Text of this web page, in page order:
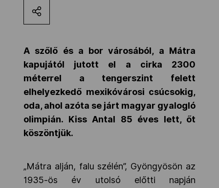
Kettőskarrier-program
NOB
Társszervezetek
OVEP
Adatbank
A szőlő és a bor városából, a Mátra
kapujától jutott el a cirka 2300
méterrel a tengerszint felett
elhelyezkedő mexikóvárosi csúcsokig,
oda, ahol azóta se járt magyar gyalogló
olimpián. Kiss Antal 85 éves lett, őt
köszöntjük.
„Mátra alján, falu szélén”, Gyöngyösön az
1935-ös év utolsó előtti napján